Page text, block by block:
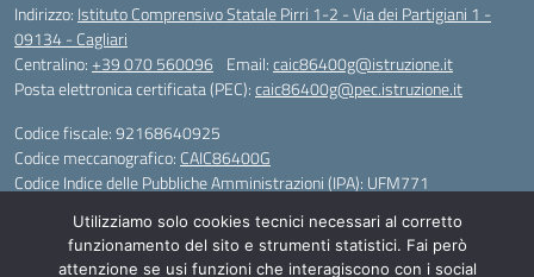
Indirizzo: Istituto Comprensivo Statale Pirri 1-2 - Via dei Partigiani 1 -
09134 - Cagliari
Centralino:+39 070 560096 Email:caic86400g@istruzione.it
Posta elettronica certificata (PEC):caic86400g@pec.istruzione.it
Codice fiscale: 92168640925
Codice meccanografico: CAIC86400G
Codice Indice delle Pubbliche Amministrazioni (IPA): UFM771
IBAN - IT 46 W 0101504808000070626497
Utilizziamo solo cookies tecnici necessari al corretto
funzionamento del sito e strumenti statistici. Fai però
attenzione se usi funzioni che interagiscono con i social